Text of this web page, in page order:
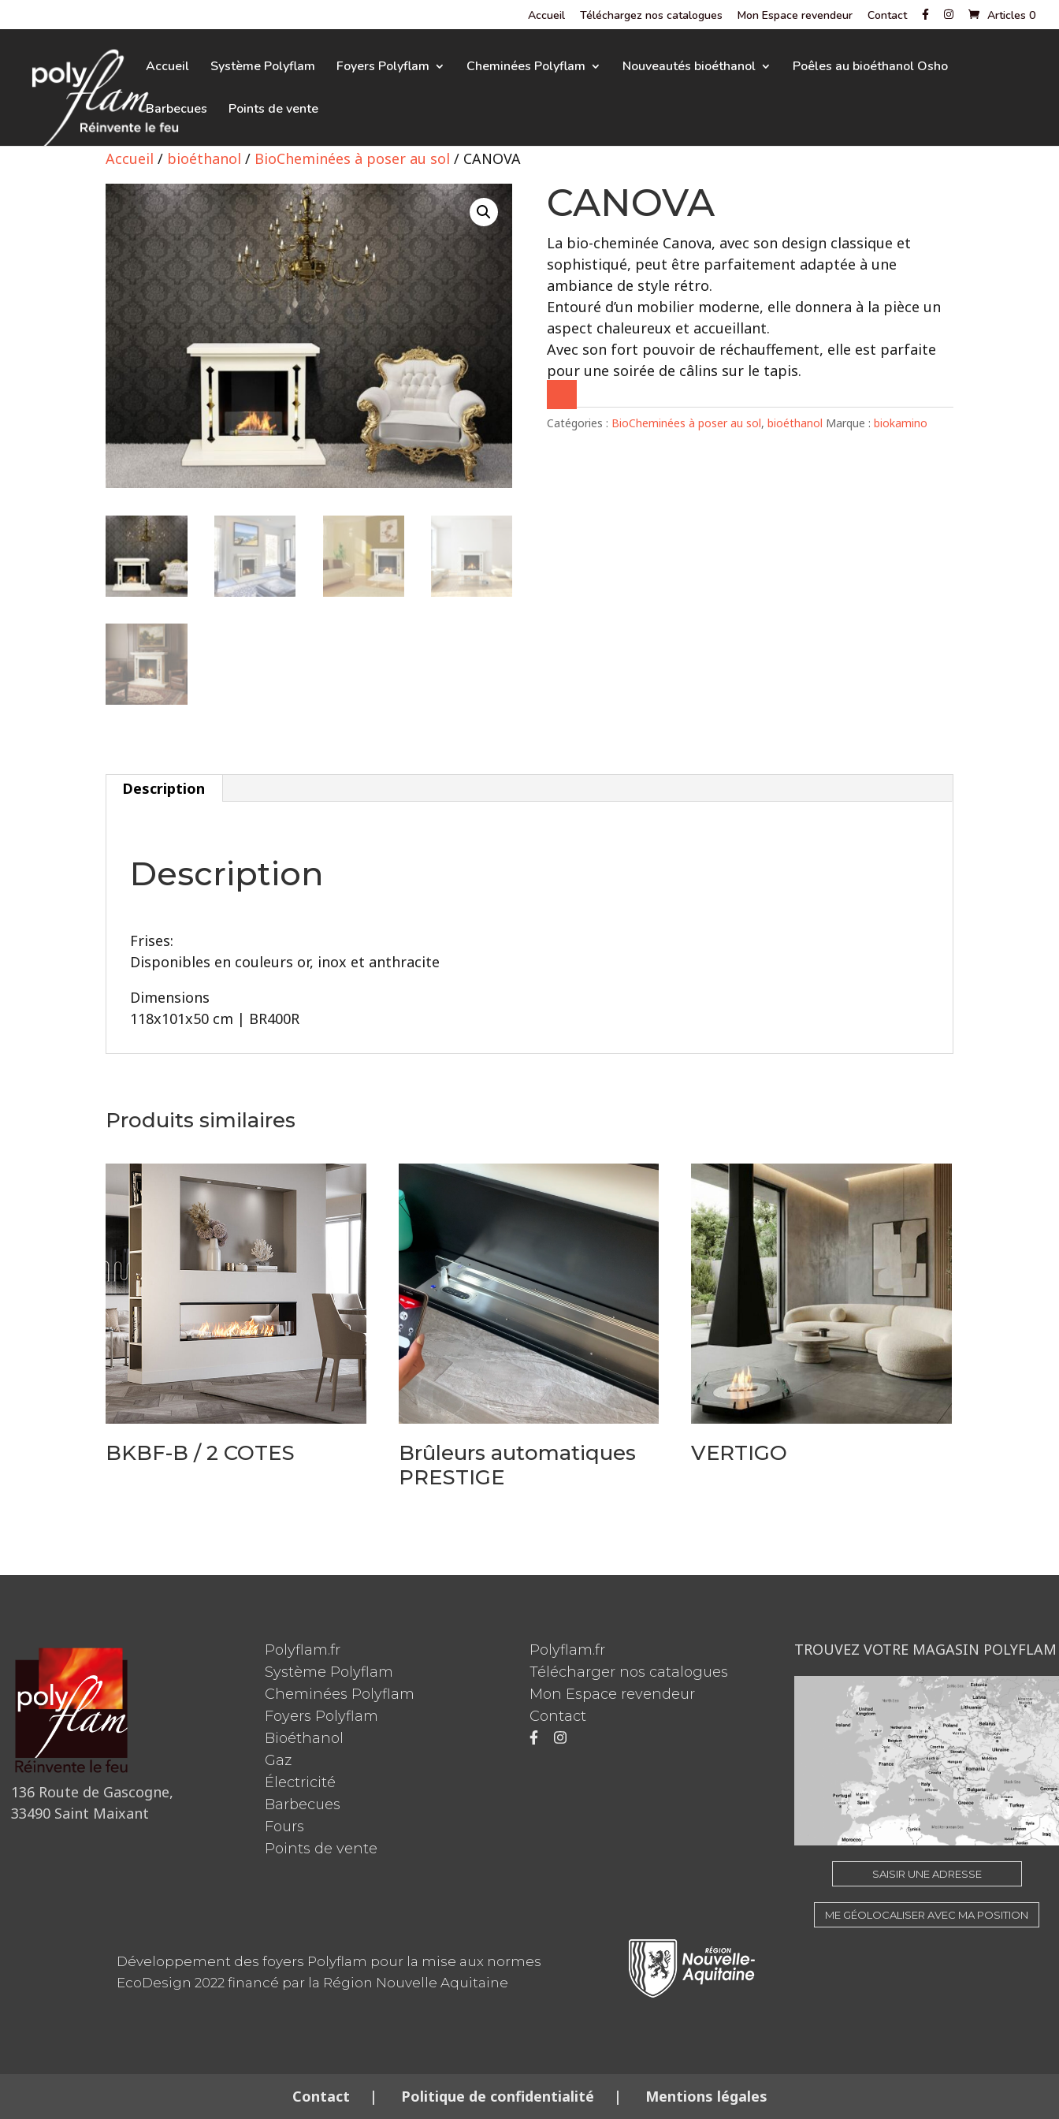
Accueil Téléchargez nos catalogues Mon Espace revendeur Contact Articles 0
Accueil Système Polyflam Foyers Polyflam Cheminées Polyflam Nouveautés bioéthanol Poêles au bioéthanol Osho
Barbecues Points de vente
Accueil / bioéthanol / BioCheminées à poser au sol / CANOVA
CANOVA
La bio-cheminée Canova, avec son design classique et
sophistiqué, peut être parfaitement adaptée à une
ambiance de style rétro.
Entouré d’un mobilier moderne, elle donnera à la pièce un
aspect chaleureux et accueillant.
Avec son fort pouvoir de réchauffement, elle est parfaite
pour une soirée de câlins sur le tapis.
Catégories : BioCheminées à poser au sol, bioéthanol Marque : biokamino
Description
Description
Frises:
Disponibles en couleurs or, inox et anthracite
Dimensions
118x101x50 cm | BR400R
Produits similaires
BKBF-B / 2 COTES
Brûleurs automatiques
PRESTIGE
VERTIGO
136 Route de Gascogne,
33490 Saint Maixant
Polyflam.fr
Système Polyflam
Cheminées Polyflam
Foyers Polyflam
Bioéthanol
Gaz
Électricité
Barbecues
Fours
Points de vente
Polyflam.fr
Télécharger nos catalogues
Mon Espace revendeur
Contact
TROUVEZ VOTRE MAGASIN POLYFLAM
SAISIR UNE ADRESSE
ME GÉOLOCALISER AVEC MA POSITION
Développement des foyers Polyflam pour la mise aux normes
EcoDesign 2022 financé par la Région Nouvelle Aquitaine
Contact | Politique de confidentialité | Mentions légales